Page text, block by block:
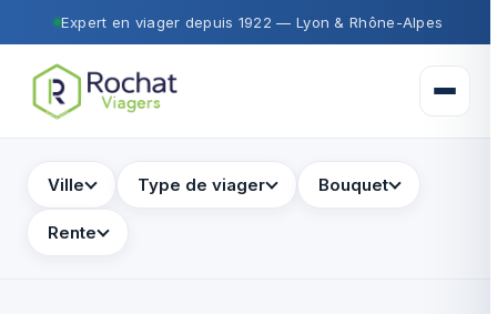
Expert en viager depuis 1922 — Lyon & Rhône-Alpes
Ouvrir
Ville Type de viager Bouquet
Rente